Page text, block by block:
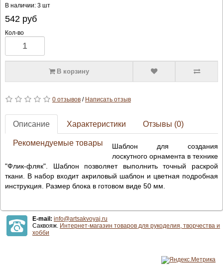
В наличии: 3 шт
542 руб
Кол-во
В корзину
0 отзывов/ Написать отзыв
Описание Характеристики Отзывы (0)
Рекомендуемые товары
Шаблон для создания
лоскутного орнамента в технике
"Флик-фляк". Шаблон позволяет выполнить точный раскрой
ткани. В набор входит акриловый шаблон и цветная подробная
инструкция. Размер блока в готовом виде 50 мм.
E-mail: info@artsakvoyaj.ru
Саквояж. Интернет-магазин товаров для рукоделия, творчества и
хобби